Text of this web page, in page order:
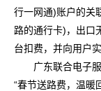
行一网通)账户的关
路的通行卡)，出口
台扣费，并向用户
广东联合电子服
“春节送路费，温暖